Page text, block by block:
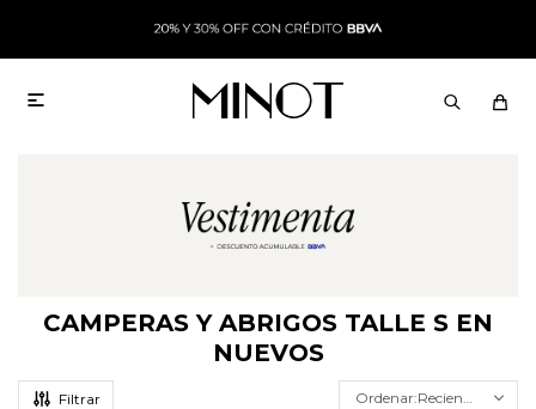

CAMPERAS Y ABRIGOS TALLE S EN
NUEVOS
Recientes